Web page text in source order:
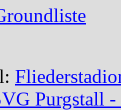
Purgstall